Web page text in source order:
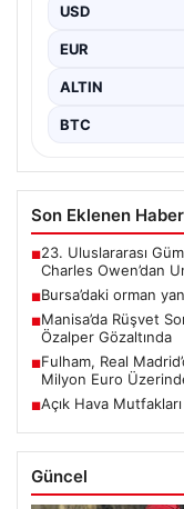
USD
EUR
ALTIN
BTC
Son Eklenen
■23. Uluslararası
Charles Owen’dan
■Bursa’daki orman
■Manisa’da Rüşvet
Özalper Gözaltında
■Fulham, Real
Milyon Euro
■Açık Hava
Güncel